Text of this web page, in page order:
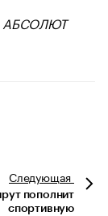
АБСОЛЮТ
Следующая
пополнит
спортивную